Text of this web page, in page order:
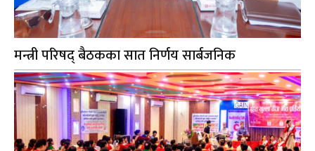
मन्त्री परिषद् बैठकका सात निर्णय सार्बजनिक